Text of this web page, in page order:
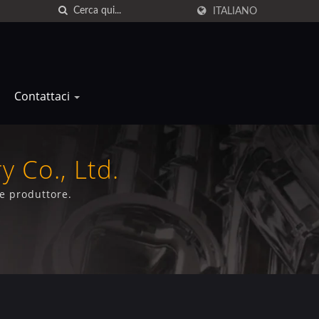
ITALIANO
Contattaci
Co., Ltd.
produttore.